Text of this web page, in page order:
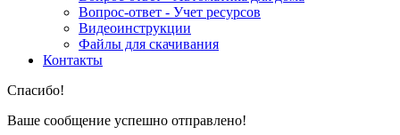
Вопрос-ответ - Учет ресурсов
Видеоинструкции
Файлы для скачивания
Контакты
Спасибо!
Ваше сообщение успешно отправлено!